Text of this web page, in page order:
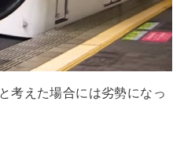
考えた場合には劣勢になっ